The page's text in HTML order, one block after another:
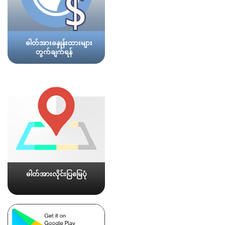
ဓါတ်အားခနှုန်းထားများ
တွက်ချက်ရန်
ဓါတ်အားလိုင်းပြမြေပုံ